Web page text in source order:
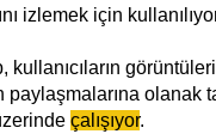
izlemek için
kullanıcıların
paylaşmalarına olanak
çalışıyor.